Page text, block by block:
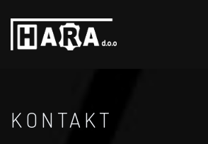
KONTAKT